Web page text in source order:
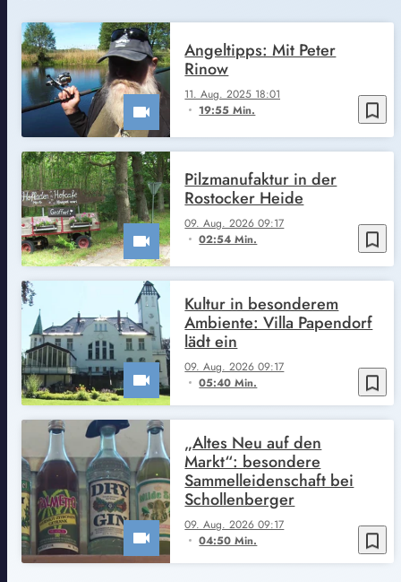
bookmark_border
11. Aug. 2025 18:01
19:55 Min.
Angeltipps: Mit Peter
Rinow
bookmark_border
09. Aug. 2026 09:17
02:54 Min.
Pilzmanufaktur in der
Rostocker Heide
bookmark_border
09. Aug. 2026 09:17
05:40 Min.
Kultur in besonderem
Ambiente: Villa Papendorf
lädt ein
bookmark_border
09. Aug. 2026 09:17
04:50 Min.
„Altes Neu auf den
Markt“: besondere
Sammelleidenschaft bei
Schollenberger